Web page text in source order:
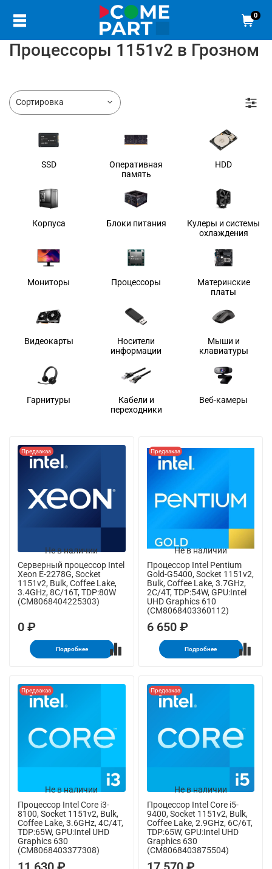
0
Процессоры 1151v2 в Грозном
SSD
Оперативная
память
HDD
Корпуса Блоки питания
Кулеры и системы
охлаждения
Мониторы Процессоры
Материнские
платы
Видеокарты
Носители
информации
Мыши и
клавиатуры
Гарнитуры
Кабели и
переходники
Веб-камеры
Не в наличии
Предзаказ
Серверный процессор Intel
Xeon E-2278G, Socket
1151v2, Bulk, Coffee Lake,
3.4GHz, 8C/16T, TDP:80W
(CM8068404225303)
0 ₽
Подробнее
Не в наличии
Предзаказ
Процессор Intel Pentium
Gold-G5400, Socket 1151v2,
Bulk, Coffee Lake, 3.7GHz,
2C/4T, TDP:54W, GPU:Intel
UHD Graphics 610
(CM8068403360112)
6 650 ₽
Подробнее
Не в наличии
Предзаказ
Процессор Intel Core i3-
8100, Socket 1151v2, Bulk,
Coffee Lake, 3.6GHz, 4C/4T,
TDP:65W, GPU:Intel UHD
Graphics 630
(CM8068403377308)
Не в наличии
Предзаказ
Процессор Intel Core i5-
9400, Socket 1151v2, Bulk,
Coffee Lake, 2.9GHz, 6C/6T,
TDP:65W, GPU:Intel UHD
Graphics 630
(CM8068403875504)